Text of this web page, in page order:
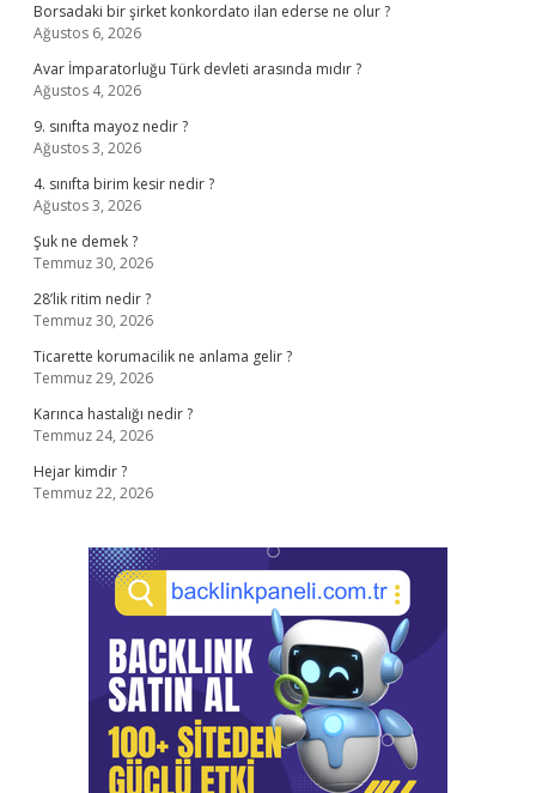
Borsadaki bir şirket konkordato ilan ederse ne olur ?
Ağustos 6, 2026
Avar İmparatorluğu Türk devleti arasında mıdır ?
Ağustos 4, 2026
9. sınıfta mayoz nedir ?
Ağustos 3, 2026
4. sınıfta birim kesir nedir ?
Ağustos 3, 2026
Şuk ne demek ?
Temmuz 30, 2026
28’lik ritim nedir ?
Temmuz 30, 2026
Ticarette korumacilik ne anlama gelir ?
Temmuz 29, 2026
Karınca hastalığı nedir ?
Temmuz 24, 2026
Hejar kimdir ?
Temmuz 22, 2026